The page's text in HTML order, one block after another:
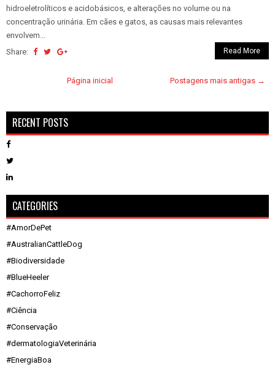
hidroeletrolíticos e acidobásicos, e alterações no volume ou na
concentração urinária. Em cães e gatos, as causas mais relevantes
envolvem...
Share:
Read More
Postagens mais antigas →
Página inicial
RECENT POSTS
CATEGORIES
#AmorDePet
#AustralianCattleDog
#Biodiversidade
#BlueHeeler
#CachorroFeliz
#Ciência
#Conservação
#dermatologiaVeterinária
#EnergiaBoa